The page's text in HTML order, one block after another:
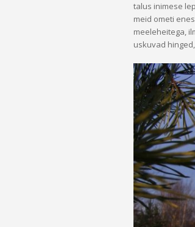
talus inimese
meid ometi
meeleheitega,
uskuvad